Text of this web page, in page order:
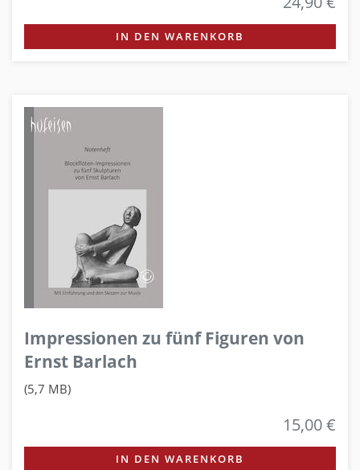
IN DEN WARENKORB
Impressionen zu fünf Figuren von
Ernst Barlach
(5,7 MB)
15,00 €
IN DEN WARENKORB